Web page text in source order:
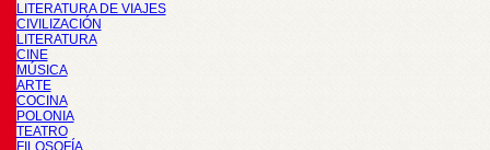
LITERATURA DE VIAJES
CIVILIZACIÓN
LITERATURA
CINE
MÚSICA
ARTE
COCINA
POLONIA
TEATRO
FILOSOFÍA